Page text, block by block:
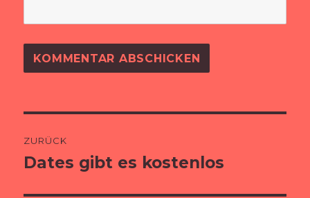
ZURÜCK
Vorheriger
Dates gibt es kostenlos